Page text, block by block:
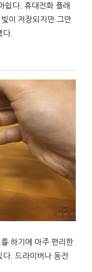
쉽다. 휴대전화 플래
이 저장되지만 그만
다.
하기에 아주 편리한
다. 드라이버나 동전